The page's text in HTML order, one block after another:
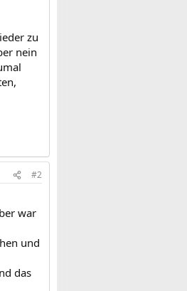
zu
nein
#2
war
und
das